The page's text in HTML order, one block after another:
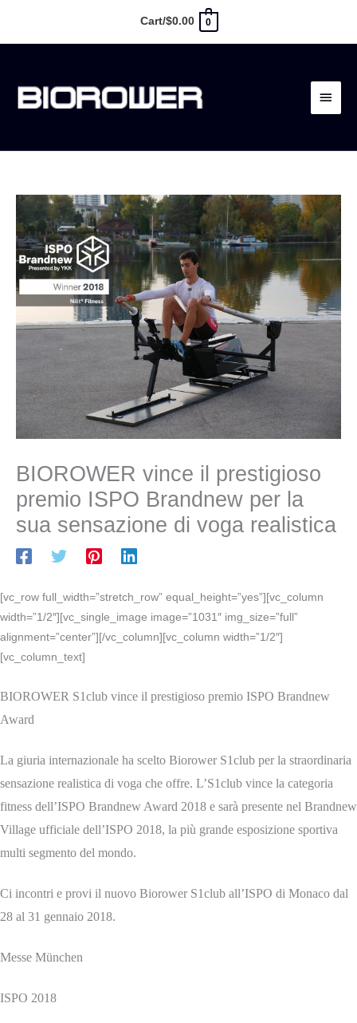
Cart/$0.00 0
BIOROWER vince il prestigioso
premio ISPO Brandnew per la
sua sensazione di voga realistica
[vc_row full_width=”stretch_row” equal_height=”yes”][vc_column
width=”1/2″][vc_single_image image=”1031″ img_size=”full”
alignment=”center”][/vc_column][vc_column width=”1/2″]
[vc_column_text]
BIOROWER S1club vince il prestigioso premio ISPO Brandnew
Award
La giuria internazionale ha scelto Biorower S1club per la straordinaria
sensazione realistica di voga che offre. L’S1club vince la categoria
fitness dell’ISPO Brandnew Award 2018 e sarà presente nel Brandnew
Village ufficiale dell’ISPO 2018, la più grande esposizione sportiva
multi segmento del mondo.
Ci incontri e provi il nuovo Biorower S1club all’ISPO di Monaco dal
28 al 31 gennaio 2018.
Messe München
ISPO 2018